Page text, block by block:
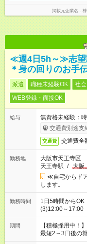
掲載元企業名
≪週4日5h～≫志望
＊身の回りのお手
派遣 職種未経験OK 社
WEB登録・面接OK
給与
無資格未経験：
交通費別途支
交通費 交通費全
勤務地
大阪市天王寺区
天王寺駅 / 大阪
≪自宅からド
します。
勤務時間
1日5時間からOK！ ■シフト例 (1)8:00～13:00 (2)10:00～
(3)12:00～17:00 「子どもたちが学校に行く間だけ働きたい」
「余裕を持って
はプライベート
いね。 ※Wワーク希望の方へ 今ご覧のお仕事で希望する勤務時
間と、もう1つの
期間
【積極採用中！
最短2～3日後の